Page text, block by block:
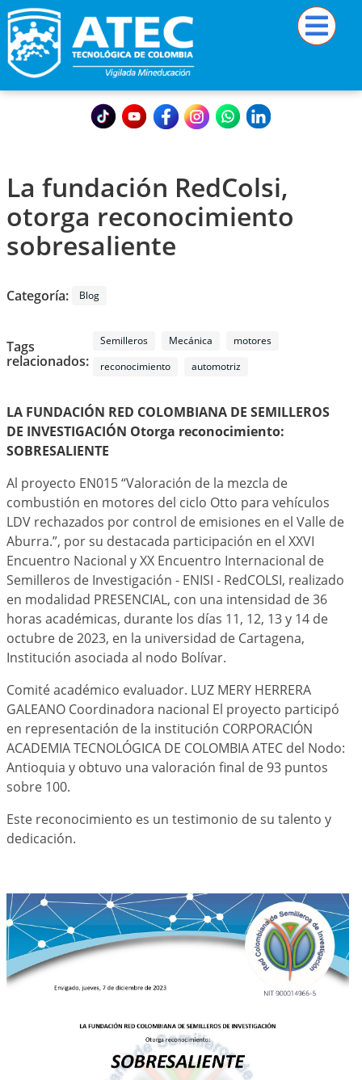
La fundación RedColsi,
otorga reconocimiento
sobresaliente
Categoría: Blog
Tags
relacionados:
Semilleros Mecánica
motores
reconocimiento
automotriz
LA FUNDACIÓN RED COLOMBIANA DE SEMILLEROS
DE INVESTIGACIÓN Otorga reconocimiento:
SOBRESALIENTE
Al proyecto EN015 “Valoración de la mezcla de
combustión en motores del ciclo Otto para vehículos
LDV rechazados por control de emisiones en el Valle de
Aburra.”, por su destacada participación en el XXVI
Encuentro Nacional y XX Encuentro Internacional de
Semilleros de Investigación - ENISI - RedCOLSI, realizado
en modalidad PRESENCIAL, con una intensidad de 36
horas académicas, durante los días 11, 12, 13 y 14 de
octubre de 2023, en la universidad de Cartagena,
Institución asociada al nodo Bolívar.
Comité académico evaluador. LUZ MERY HERRERA
GALEANO Coordinadora nacional El proyecto participó
en representación de la institución CORPORACIÓN
ACADEMIA TECNOLÓGICA DE COLOMBIA ATEC del Nodo:
Antioquia y obtuvo una valoración final de 93 puntos
sobre 100.
Este reconocimiento es un testimonio de su talento y
dedicación.